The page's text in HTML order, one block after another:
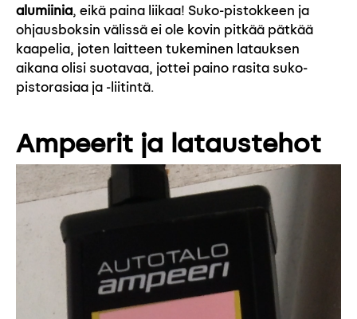
alumiinia, eikä paina liikaa! Suko-pistokkeen ja
ohjausboksin välissä ei ole kovin pitkää pätkää
kaapelia, joten laitteen tukeminen latauksen
aikana olisi suotavaa, jottei paino rasita suko-
pistorasiaa ja -liitintä.
Ampeerit ja lataustehot